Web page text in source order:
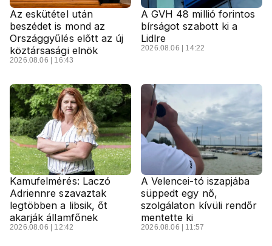
Az eskütétel után
beszédet is mond az
Országgyűlés előtt az új
köztársasági elnök
2026.08.06 | 16:43
A GVH 48 millió forintos
bírságot szabott ki a
Lidlre
2026.08.06 | 14:22
Kamufelmérés: Laczó
Adriennre szavaztak
legtöbben a libsik, őt
akarják államfőnek
2026.08.06 | 12:42
A Velencei-tó iszapjába
süppedt egy nő,
szolgálaton kívüli rendőr
mentette ki
2026.08.06 | 11:57